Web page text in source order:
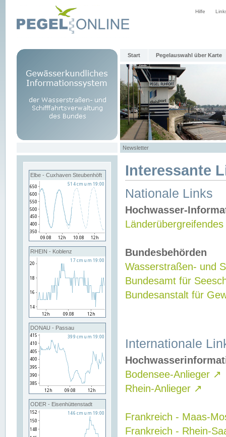
Hilfe
Start Pegelauswahl über Karte
Newsletter
Elbe - Cuxhaven Steubenhöft
RHEIN - Koblenz
DONAU - Passau
ODER - Eisenhüttenstadt
Interessante
Nationale Links
Hochwasser-
Bundesbehörden
Wasserstraßen- und
Bundesamt für
Bundesanstalt für
Internationale
Bodensee-Anlieger ↗
Rhein-Anlieger ↗
Frankreich - Maas-
Frankreich - Rhein-